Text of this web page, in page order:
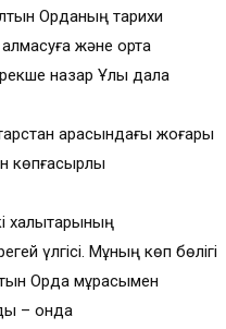
Орданың тарихи
және ортақ
Ерекше назар Ұлы дала
арасындағы жоғары
көпғасырлық
халықтарының
үлгісі. Мұның көп бөлігі
Орда мұрасымен
– онда